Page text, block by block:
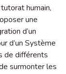
humain,
une
d’un
d’un Système
de différents
surmonter les